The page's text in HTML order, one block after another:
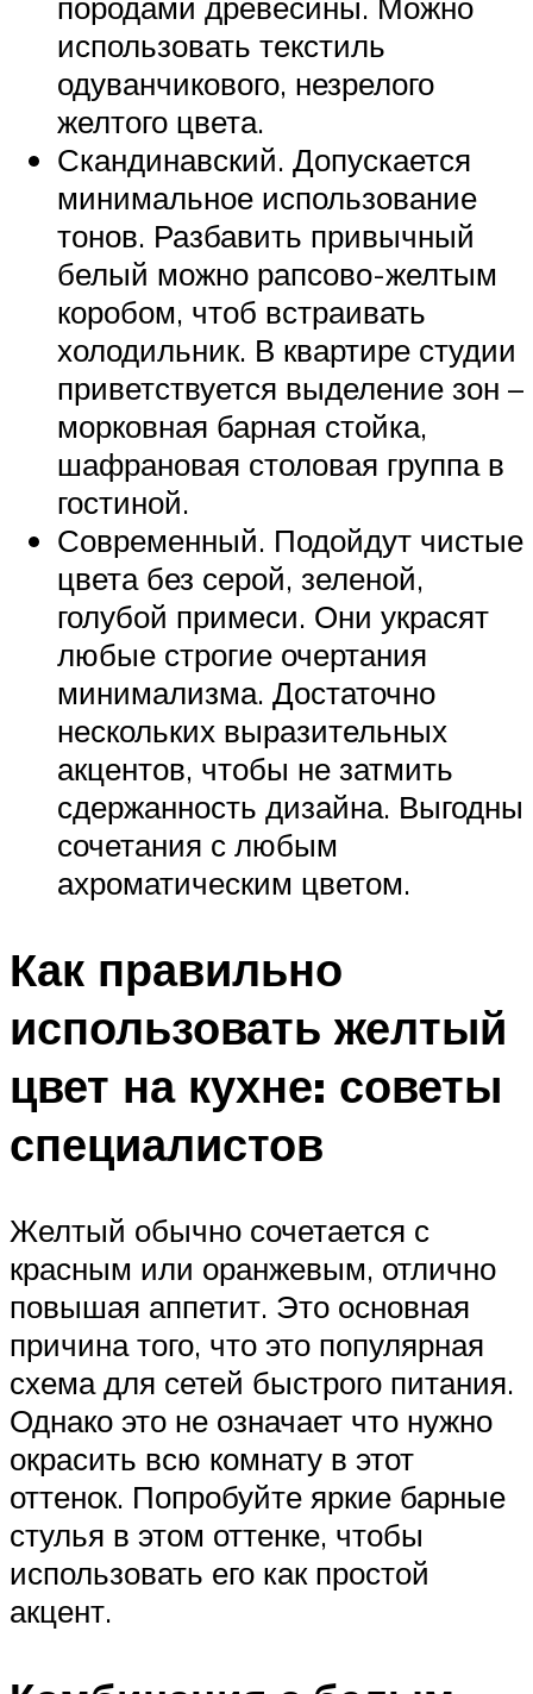
использовать текстиль
одуванчикового, незрелого
желтого цвета.
Скандинавский. Допускается
минимальное использование
тонов. Разбавить привычный
белый можно рапсово-желтым
коробом, чтоб встраивать
холодильник. В квартире студии
приветствуется выделение зон –
морковная барная стойка,
шафрановая столовая группа в
гостиной.
Современный. Подойдут чистые
цвета без серой, зеленой,
голубой примеси. Они украсят
любые строгие очертания
минимализма. Достаточно
нескольких выразительных
акцентов, чтобы не затмить
сдержанность дизайна. Выгодны
сочетания с любым
ахроматическим цветом.
Как правильно
использовать желтый
цвет на кухне: советы
специалистов
Желтый обычно сочетается с
красным или оранжевым, отлично
повышая аппетит. Это основная
причина того, что это популярная
схема для сетей быстрого питания.
Однако это не означает что нужно
окрасить всю комнату в этот
оттенок. Попробуйте яркие барные
стулья в этом оттенке, чтобы
использовать его как простой
акцент.